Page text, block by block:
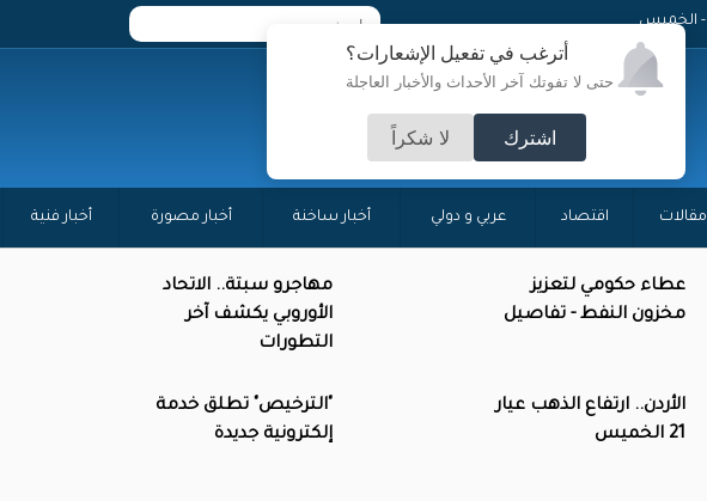
أترغب في تفعيل الإشعارات؟
حتى لا تفوتك آخر الأحداث والأخبار العاجلة
اشترك لا شكراً
مقالات اقتصاد عربي و دولي أخبار ساخنة أخبار مصورة أخبار فنية
عطاء حكومي لتعزيز
مخزون النفط - تفاصيل
مهاجرو سبتة.. الاتحاد
الأوروبي يكشف آخر
التطورات
الأردن.. ارتفاع الذهب عيار
21 الخميس
"الترخيص" تطلق خدمة
إلكترونية جديدة